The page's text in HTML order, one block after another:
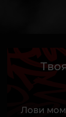
Лови